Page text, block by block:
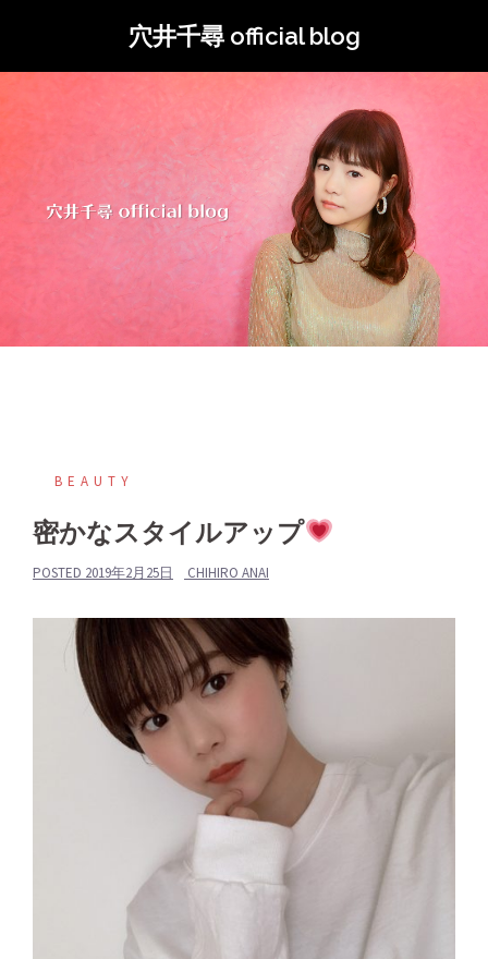
テ
穴井千尋 official blog
BEAUTY
密かなスタイルアップ
POSTED 2019年2月25日 CHIHIRO ANAI